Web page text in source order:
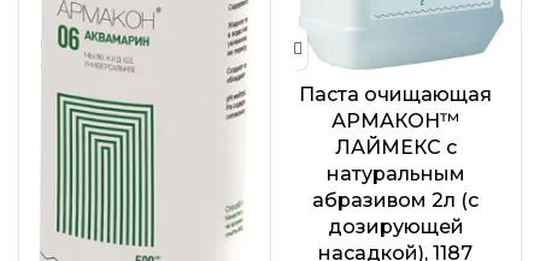
Паста очищающая
АРМАКОН™
ЛАЙМЕКС с
натуральным
абразивом 2л (с
дозирующей
насадкой), 1187